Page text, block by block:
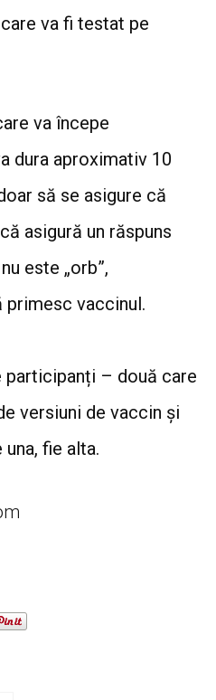
va fi testat pe
va începe
dura aproximativ 10
să se asigure că
asigură un răspuns
este „orb”,
vaccinul.
participanți – două care
versiuni de vaccin și
fie alta.